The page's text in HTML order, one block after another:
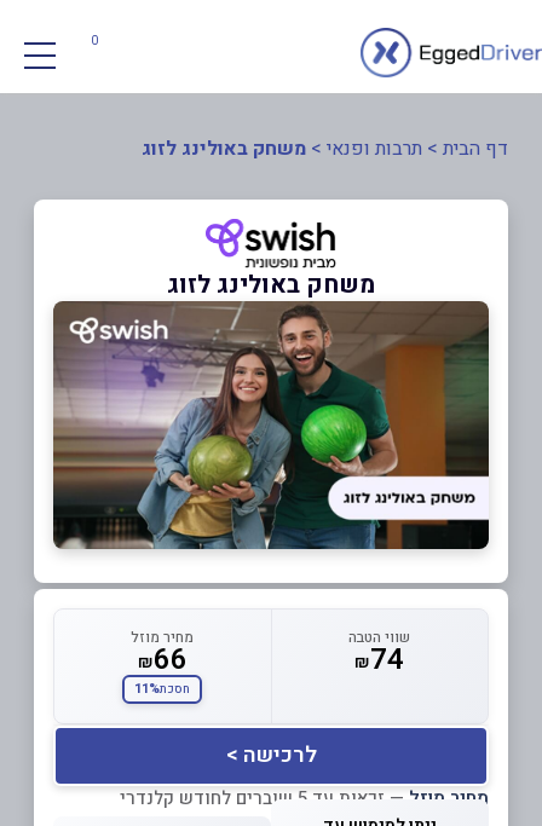
0
דף הבית > תרבות ופנאי > משחק באולינג לזוג
משחק באולינג לזוג
שווי הטבה
₪74
מחיר מוזל
₪66
חסכת11%
לרכישה >
מחיר מוזל — זכאות עד 5 שוברים לחודש קלנדרי